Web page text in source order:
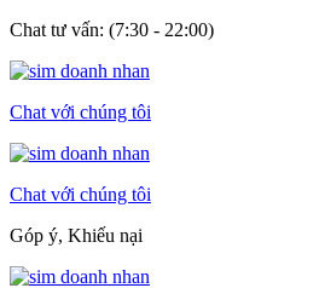
Chat tư vấn: (7:30 - 22:00)
Chat với chúng tôi
Chat với chúng tôi
Góp ý, Khiếu nại